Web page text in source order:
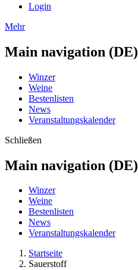
Login
Mehr
Main navigation (DE)
Winzer
Weine
Bestenlisten
News
Veranstaltungskalender
Schließen
Main navigation (DE)
Winzer
Weine
Bestenlisten
News
Veranstaltungskalender
Startseite
Sauerstoff